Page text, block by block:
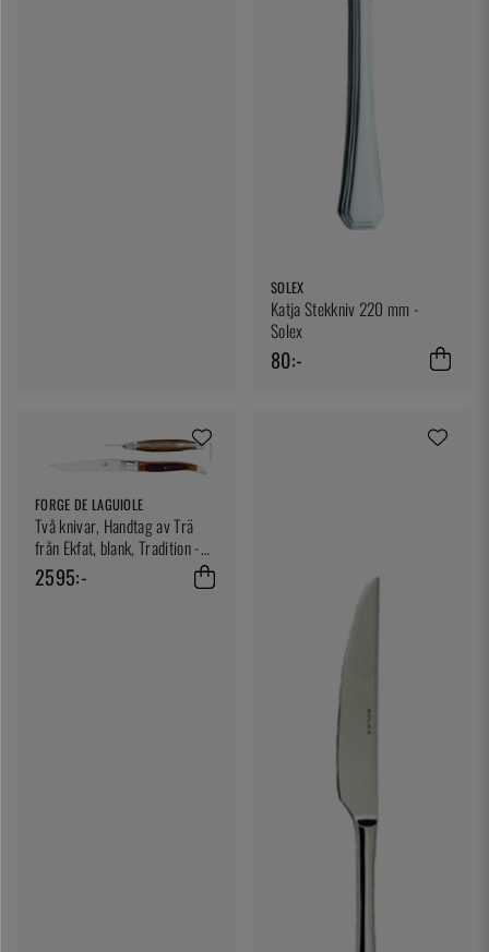
SOLEX
Katja Stekkniv 220 mm -
Solex
80:-
FORGE DE LAGUIOLE
Två knivar, Handtag av Trä
från Ekfat, blank, Tradition -
Forge de Laguiole
2595:-